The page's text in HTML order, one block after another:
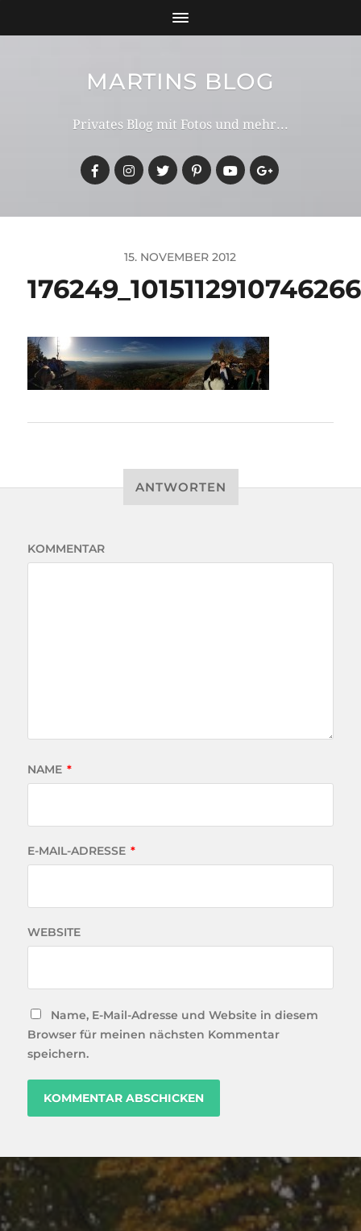
MARTINS BLOG
Privates Blog mit Fotos und mehr...
15. NOVEMBER 2012
ANTWORTEN
KOMMENTAR
NAME *
E-MAIL-ADRESSE *
WEBSITE
Name, E-Mail-Adresse und Website in diesem
Browser für meinen nächsten Kommentar
speichern.